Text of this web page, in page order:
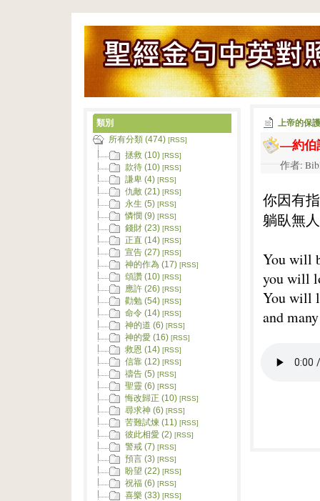
上帝的保護
—約伯
作者:
你因有
躺臥無
You will
you will
You will
and
類別
所有分類 (474) [RSS]
拯救 (10) [RSS]
款待 (10) [RSS]
謙卑 (4) [RSS]
仇敵 (21) [RSS]
永生 (5) [RSS]
憐憫 (9) [RSS]
錢財 (23) [RSS]
正直 (14) [RSS]
宣告 (27) [RSS]
神的作為 (17) [RSS]
頌讚 (10) [RSS]
應許 (26) [RSS]
勸勉 (54) [RSS]
命令 (14) [RSS]
神的道 (6) [RSS]
神的愛 (16) [RSS]
救恩 (14) [RSS]
信靠 (12) [RSS]
禱告 (5) [RSS]
聖靈 (6) [RSS]
悔改歸正 (10) [RSS]
尋求神 (6) [RSS]
苦難試煉 (11) [RSS]
彼此相愛 (2) [RSS]
警戒 (7) [RSS]
預言 (3) [RSS]
盼望 (22) [RSS]
祝福 (6) [RSS]
喜樂 (33) [RSS]